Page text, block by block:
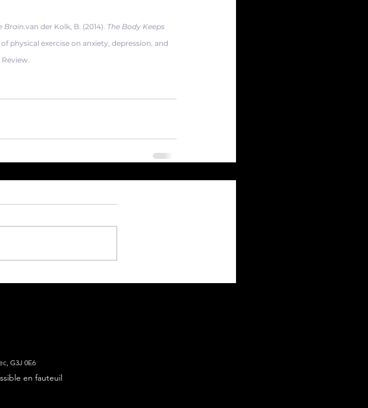
Brain.van der Kolk, B. (2014). The Body Keeps
of physical exercise on anxiety, depression, and
G3J 0E6
en fauteuil